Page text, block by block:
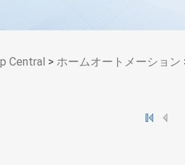
Central > ホームオートメーション